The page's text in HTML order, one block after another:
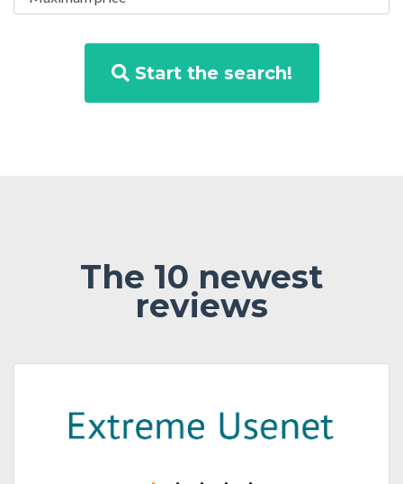
Start the search!
The 10 newest
reviews